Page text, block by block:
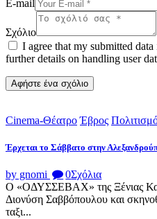
E-mail
Σχόλιο
I agree that my submitted
further details on handling user
Cinema-Θέατρο Έβρος
Έρχεται το Σάββατο στην
by gnomi 0Σχόλια
Ο «ΟΔΥΣΣΕΒΑΧ» της Ξένιας
Διονύση Σαββόπουλου και
ταξι...